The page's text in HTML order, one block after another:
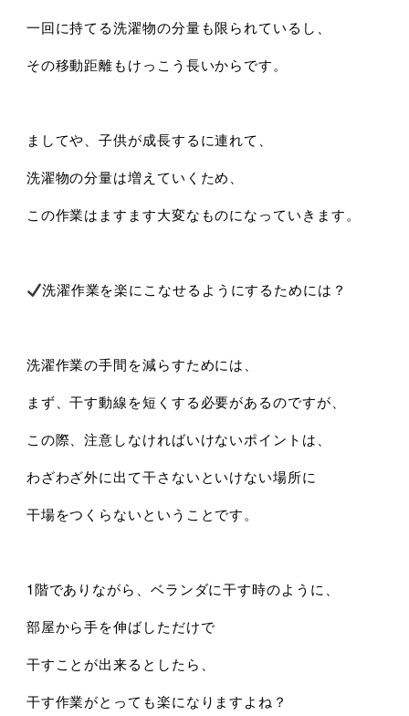
一回に持てる洗濯物の分量も限られているし、
その移動距離もけっこう長いからです。
ましてや、子供が成長するに連れて、
洗濯物の分量は増えていくため、
この作業はますます大変なものになっていきます。
洗濯作業を楽にこなせるようにするためには？
洗濯作業の手間を減らすためには、
まず、干す動線を短くする必要があるのですが、
この際、注意しなければいけないポイントは、
わざわざ外に出て干さないといけない場所に
干場をつくらないということです。
1階でありながら、ベランダに干す時のように、
部屋から手を伸ばしただけで
干すことが出来るとしたら、
干す作業がとっても楽になりますよね？